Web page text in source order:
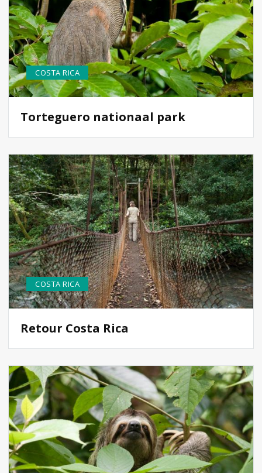
COSTA RICA
Torteguero nationaal park
COSTA RICA
Retour Costa Rica